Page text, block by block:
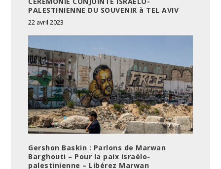
PALESTINIENNE DU SOUVENIR à TEL AVIV
22 avril 2023
Gershon Baskin : Parlons de Marwan
Barghouti – Pour la paix israélo-
palestinienne – Libérez Marwan